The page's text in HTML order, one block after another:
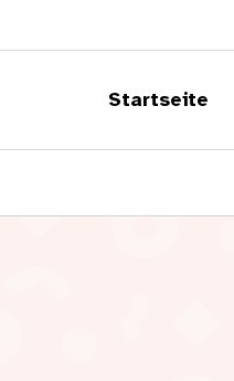
Startseite